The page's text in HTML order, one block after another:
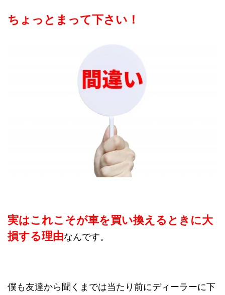
ちょっとまって下さい！
実はこれこそが車を買い換えるときに大
損する理由なんです。
僕も友達から聞くまでは当たり前にディーラーに下